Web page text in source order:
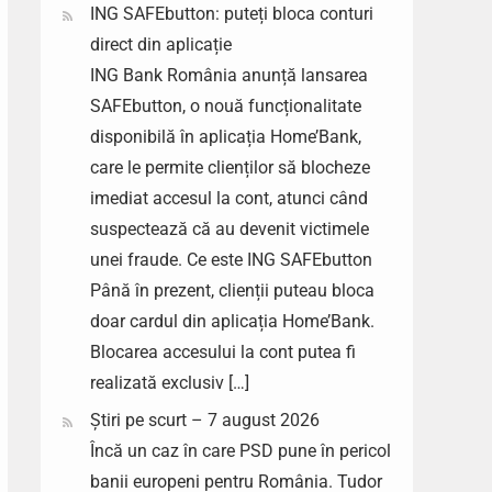
ING SAFEbutton: puteți bloca conturi
direct din aplicație
ING Bank România anunță lansarea
SAFEbutton, o nouă funcționalitate
disponibilă în aplicația Home’Bank,
care le permite clienților să blocheze
imediat accesul la cont, atunci când
suspectează că au devenit victimele
unei fraude. Ce este ING SAFEbutton
Până în prezent, clienții puteau bloca
doar cardul din aplicația Home’Bank.
Blocarea accesului la cont putea fi
realizată exclusiv […]
Știri pe scurt – 7 august 2026
Încă un caz în care PSD pune în pericol
banii europeni pentru România. Tudor